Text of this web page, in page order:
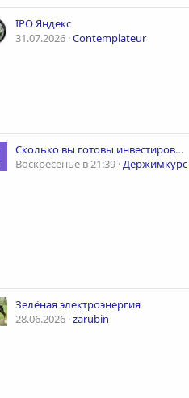
IPO Яндекс
31.07.2026 Contemplateur
Сколько вы готовы инвестировать в стартапы?
Воскресенье в 21:39 Держимкурс
Зелёная электроэнергия
28.06.2026 zarubin